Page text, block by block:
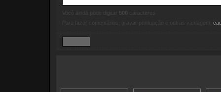
500
Para fazer comentários, gravar pontuação e outras vantagem,